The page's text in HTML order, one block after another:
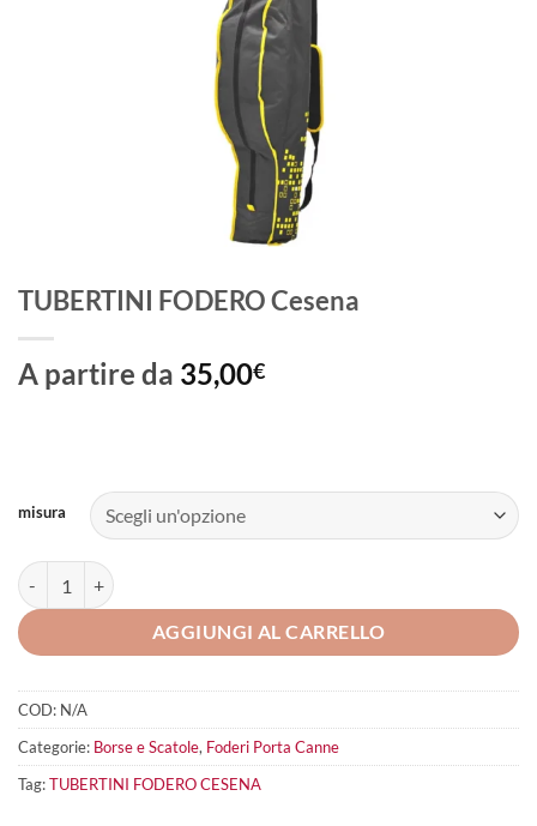
TUBERTINI FODERO Cesena
A partire da 35,00€
misura
TUBERTINI FODERO Cesena quantità
AGGIUNGI AL CARRELLO
COD: N/A
Categorie: Borse e Scatole, Foderi Porta Canne
Tag:TUBERTINI FODERO CESENA